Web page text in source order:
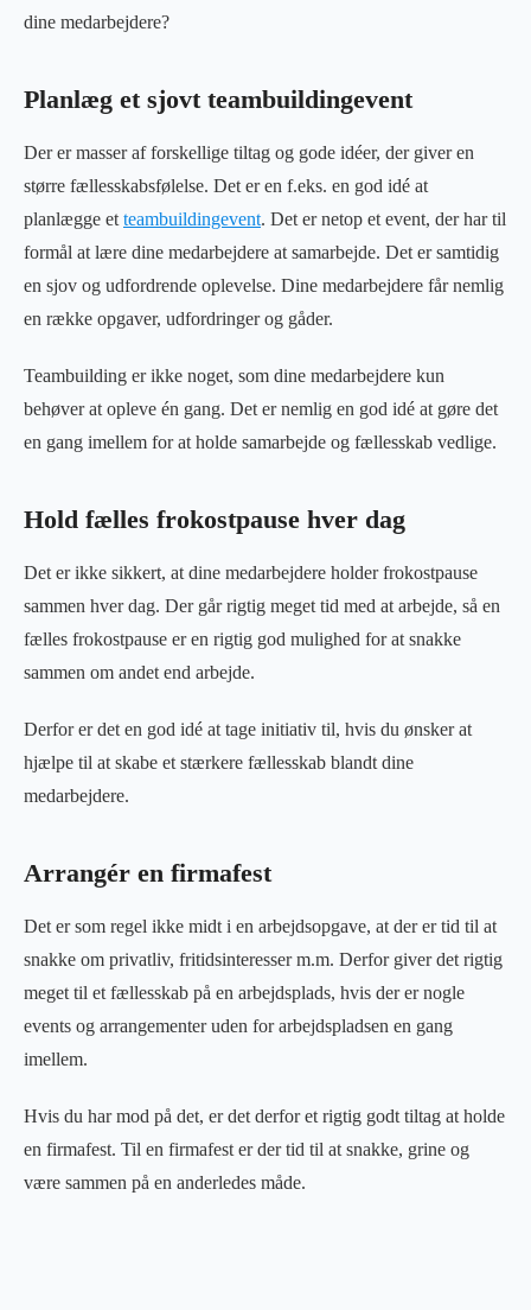
dine medarbejdere?
Planlæg et sjovt teambuildingevent
Der er masser af forskellige tiltag og gode idéer, der giver en
større fællesskabsfølelse. Det er en f.eks. en god idé at
planlægge et teambuildingevent. Det er netop et event, der har til
formål at lære dine medarbejdere at samarbejde. Det er samtidig
en sjov og udfordrende oplevelse. Dine medarbejdere får nemlig
en række opgaver, udfordringer og gåder.
Teambuilding er ikke noget, som dine medarbejdere kun
behøver at opleve én gang. Det er nemlig en god idé at gøre det
en gang imellem for at holde samarbejde og fællesskab vedlige.
Hold fælles frokostpause hver dag
Det er ikke sikkert, at dine medarbejdere holder frokostpause
sammen hver dag. Der går rigtig meget tid med at arbejde, så en
fælles frokostpause er en rigtig god mulighed for at snakke
sammen om andet end arbejde.
Derfor er det en god idé at tage initiativ til, hvis du ønsker at
hjælpe til at skabe et stærkere fællesskab blandt dine
medarbejdere.
Arrangér en firmafest
Det er som regel ikke midt i en arbejdsopgave, at der er tid til at
snakke om privatliv, fritidsinteresser m.m. Derfor giver det rigtig
meget til et fællesskab på en arbejdsplads, hvis der er nogle
events og arrangementer uden for arbejdspladsen en gang
imellem.
Hvis du har mod på det, er det derfor et rigtig godt tiltag at holde
en firmafest. Til en firmafest er der tid til at snakke, grine og
være sammen på en anderledes måde.